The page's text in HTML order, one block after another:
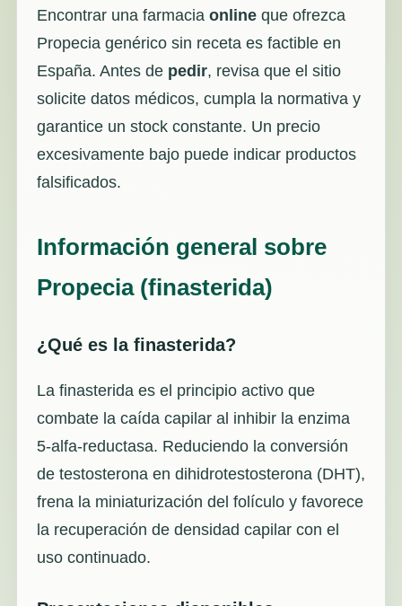
Encontrar una farmacia onlineque ofrezca
Propecia genérico sin receta es factible en
España. Antes de pedir, revisa que el sitio
solicite datos médicos, cumpla la normativa y
garantice un stock constante. Un precio
excesivamente bajo puede indicar productos
falsificados.
Información general sobre
Propecia (finasterida)
¿Qué es la finasterida?
La finasterida es el principio activo que
combate la caída capilar al inhibir la enzima
5-alfa-reductasa. Reduciendo la conversión
de testosterona en dihidrotestosterona (DHT),
frena la miniaturización del folículo y favorece
la recuperación de densidad capilar con el
uso continuado.